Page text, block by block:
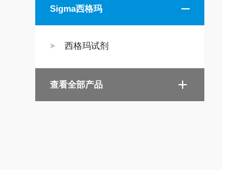
Sigma西格玛
西格玛试剂
查看全部产品